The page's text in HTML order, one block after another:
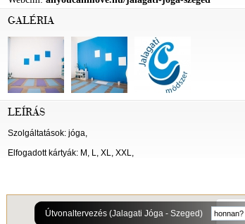
GALÉRIA
LEÍRÁS
Szolgáltatások: jóga,
Elfogadott kártyák: M, L, XL, XXL,
Útvonaltervezés (Jalagati Jóga - Szeged)